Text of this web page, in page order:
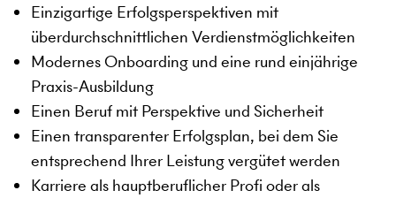
Einzigartige Erfolgsperspektiven mit
überdurchschnittlichen Verdienstmöglichkeiten
Modernes Onboarding und eine rund einjährige
Praxis-Ausbildung
Einen Beruf mit Perspektive und Sicherheit
Einen transparenter Erfolgsplan, bei dem Sie
entsprechend Ihrer Leistung vergütet werden
Karriere als hauptberuflicher Profi oder als